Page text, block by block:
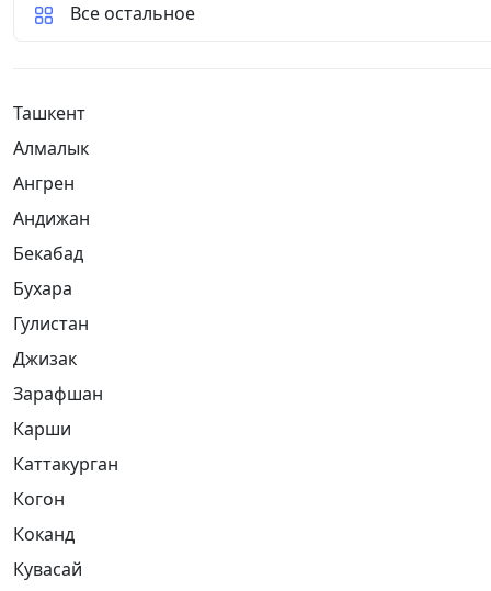
Все остальное
Ташкент
Алмалык
Ангрен
Андижан
Бекабад
Бухара
Гулистан
Джизак
Зарафшан
Карши
Каттакурган
Когон
Коканд
Кувасай